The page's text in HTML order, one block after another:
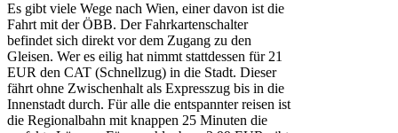
Es gibt viele Wege nach Wien, einer davon ist die
Fahrt mit der ÖBB. Der Fahrkartenschalter
befindet sich direkt vor dem Zugang zu den
Gleisen. Wer es eilig hat nimmt stattdessen für 21
EUR den CAT (Schnellzug) in die Stadt. Dieser
fährt ohne Zwischenhalt als Expresszug bis in die
Innenstadt durch. Für alle die entspannter reisen ist
die Regionalbahn mit knappen 25 Minuten die